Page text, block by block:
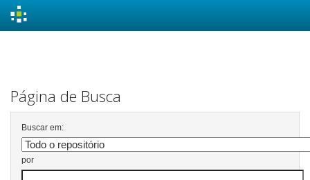
Página de Busca
Buscar em:
por